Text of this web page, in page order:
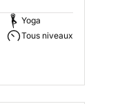
Yoga
Tous niveaux